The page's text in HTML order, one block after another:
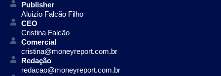
Publisher
Aluizio Falcão Filho
CEO
Cristina Falcão
Comercial
cristina@moneyreport.com.br
Redação
redacao@moneyreport.com.br